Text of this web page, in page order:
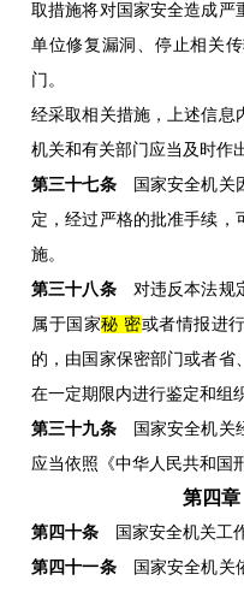
取措施将对国家安全造成严
单位修复漏洞、停止相关
门。
经采取相关措施，上述信息
机关和有关部门应当及时作
第三十七条国家安全机关
定，经过严格的批准手续，
施。
第三十八条对违反本法规
属于国家秘 密或者情报进
的，由国家保密部门或者省
在一定期限内进行鉴定和组
第三十九条国家安全机关经
应当依照《中华人民共和国
第四
第四十条 国家安全机关工
第四十一条国家安全机关